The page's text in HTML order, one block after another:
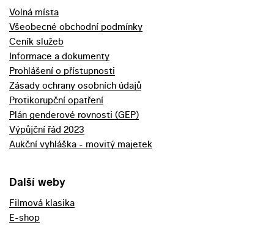
Volná místa
Všeobecné obchodní podmínky
Ceník služeb
Informace a dokumenty
Prohlášení o přístupnosti
Zásady ochrany osobních údajů
Protikorupční opatření
Plán genderové rovnosti (GEP)
Výpůjční řád 2023
Aukční vyhláška - movitý majetek
Další weby
Filmová klasika
E-shop